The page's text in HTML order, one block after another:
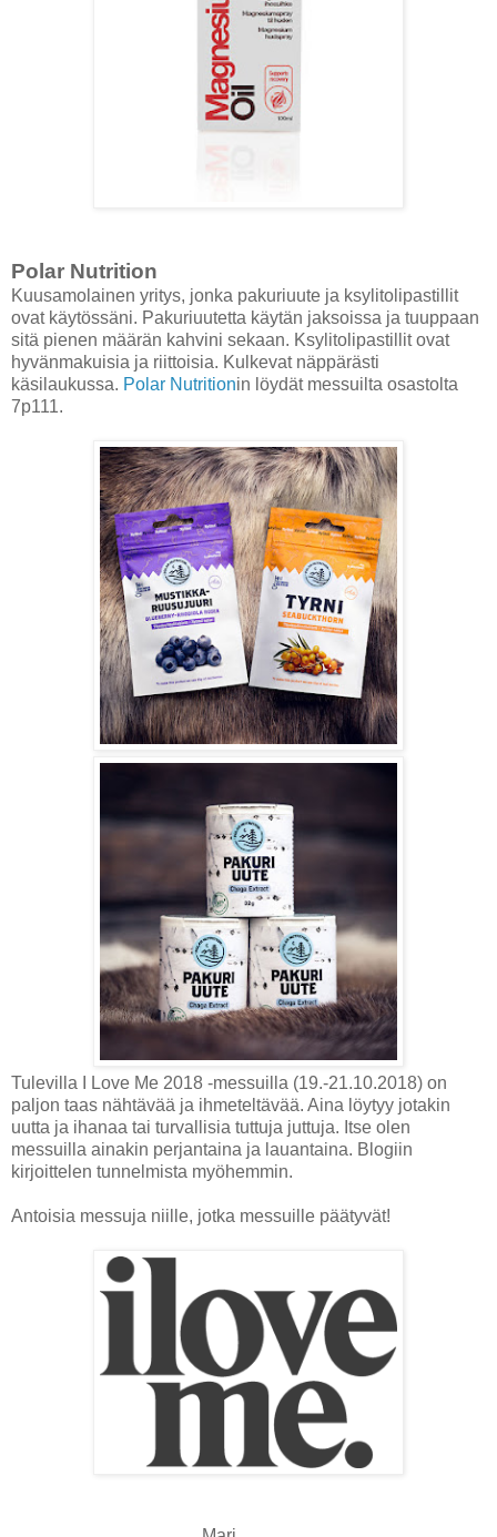
Polar Nutrition
Kuusamolainen yritys, jonka pakuriuute ja ksylitolipastillit
ovat käytössäni. Pakuriuutetta käytän jaksoissa ja tuuppaan
sitä pienen määrän kahvini sekaan. Ksylitolipastillit ovat
hyvänmakuisia ja riittoisia. Kulkevat näppärästi
käsilaukussa. Polar Nutritionin löydät messuilta osastolta
7p111.
Tulevilla I Love Me 2018 -messuilla (19.-21.10.2018) on
paljon taas nähtävää ja ihmeteltävää. Aina löytyy jotakin
uutta ja ihanaa tai turvallisia tuttuja juttuja. Itse olen
messuilla ainakin perjantaina ja lauantaina. Blogiin
kirjoittelen tunnelmista myöhemmin.
Antoisia messuja niille, jotka messuille päätyvät!